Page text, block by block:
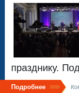
празднику.
Подробнее